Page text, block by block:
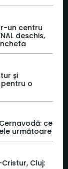
un centru
deschis,
și
pentru o
ce
următoare
Cluj: